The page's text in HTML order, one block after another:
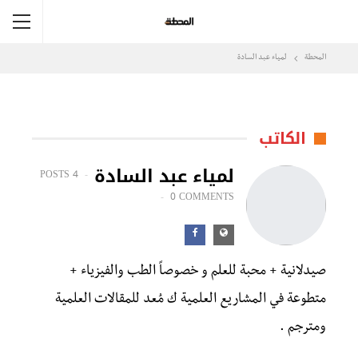
المحطة لمياء عبد السادة
الكاتب
لمياء عبد السادة
4 POSTS
0 COMMENTS
صيدلانية + محبة للعلم و خصوصاً الطب والفيزياء +
متطوعة في المشاريع العلمية ك مُعد للمقالات العلمية
ومترجم .